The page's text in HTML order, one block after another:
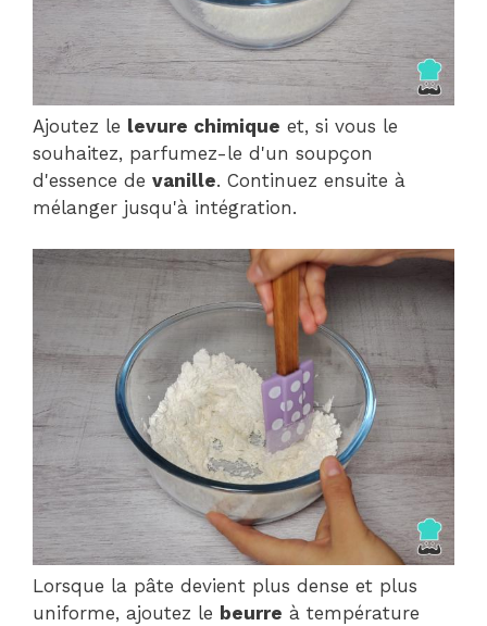
Ajoutez le levure chimique et, si vous le
souhaitez, parfumez-le d'un soupçon
d'essence de vanille. Continuez ensuite à
mélanger jusqu'à intégration.
Lorsque la pâte devient plus dense et plus
uniforme, ajoutez le beurre à température